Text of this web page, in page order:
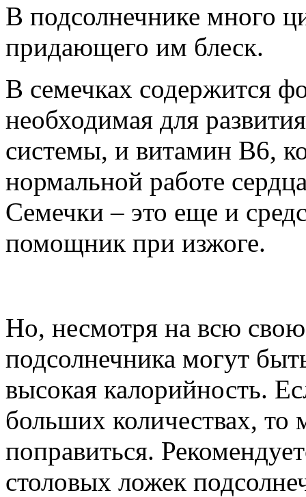
В подсолнечнике много
придающего им блеск.
В семечках содержится
необходимая для
системы, и витамин B6,
нормальной работе
Семечки – это еще и
помощник при изжоге.
Но, несмотря на всю
подсолнечника могут
высокая калорийность.
больших количествах, то
поправиться.
столовых ложек